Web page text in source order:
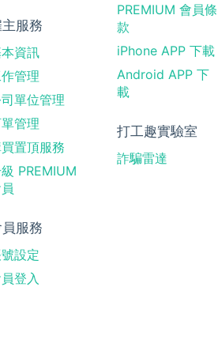
主服務
資訊
管理
單位管理
管理
置頂服務
PREMIUM
服務
設定
登入
PREMIUM 會員條
款
iPhone APP 下載
Android APP 下
載
打工趣實驗室
詐騙雷達